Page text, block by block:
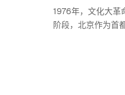
1976年，文化大革
阶段，北京作为首